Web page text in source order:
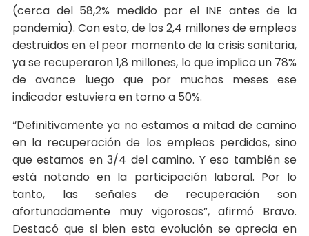
(cerca del 58,2% medido por el INE antes de la
pandemia). Con esto, de los 2,4 millones de empleos
destruidos en el peor momento de la crisis sanitaria,
ya se recuperaron 1,8 millones, lo que implica un 78%
de avance luego que por muchos meses ese
indicador estuviera en torno a 50%.
“Definitivamente ya no estamos a mitad de camino
en la recuperación de los empleos perdidos, sino
que estamos en 3/4 del camino. Y eso también se
está notando en la participación laboral. Por lo
tanto, las señales de recuperación son
afortunadamente muy vigorosas”, afirmó Bravo.
Destacó que si bien esta evolución se aprecia en